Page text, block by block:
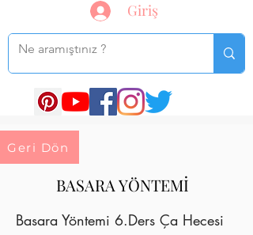
Giriş
Geri Dön
BASARA YÖNTEMİ
Basara Yöntemi 6.Ders Ça Hecesi